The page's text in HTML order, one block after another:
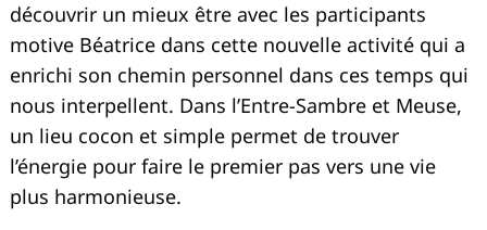
découvrir un mieux être avec les participants
motive Béatrice dans cette nouvelle activité qui a
enrichi son chemin personnel dans ces temps qui
nous interpellent. Dans l’Entre-Sambre et Meuse,
un lieu cocon et simple permet de trouver
l’énergie pour faire le premier pas vers une vie
plus harmonieuse.